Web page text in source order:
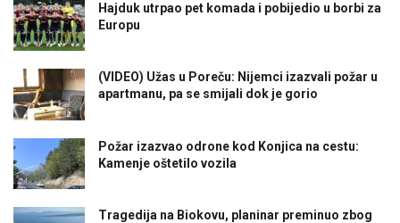
Hajduk utrpao pet komada i pobijedio u borbi za
Europu
(VIDEO) Užas u Poreču: Nijemci izazvali požar u
apartmanu, pa se smijali dok je gorio
Požar izazvao odrone kod Konjica na cestu:
Kamenje oštetilo vozila
Tragedija na Biokovu, planinar preminuo zbog